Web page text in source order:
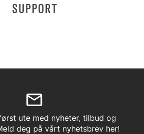
SUPPORT
ute med nyheter, tilbud og
deg på vårt nyhetsbrev her!